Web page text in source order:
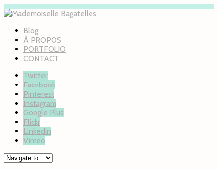
Blog
À PROPOS
PORTFOLIO
CONTACT
Twitter
Facebook
Pinterest
Instagram
Google Plus
Flickr
Linkedin
Vimeo